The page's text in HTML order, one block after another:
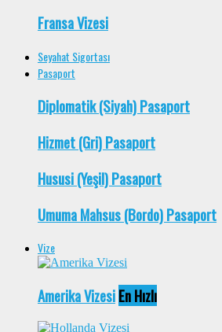
Fransa Vizesi
Seyahat Sigortası
Pasaport
Diplomatik (Siyah) Pasaport
Hizmet (Gri) Pasaport
Hususi (Yeşil) Pasaport
Umuma Mahsus (Bordo) Pasaport
Vize
Amerika VizesiEn Hızlı